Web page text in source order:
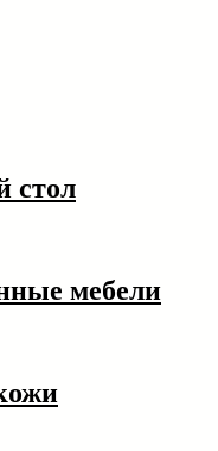
стол
мебели